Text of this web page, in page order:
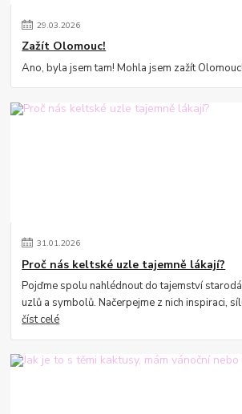
29.03.2026
Zažít Olomouc!
Ano, byla jsem tam! Mohla jsem zažít
31.01.2026
Proč nás keltské uzle tajemně lákají?
Pojďme spolu nahlédnout do tajemství
uzlů a symbolů. Načerpejme z nich inspiraci,
číst celé